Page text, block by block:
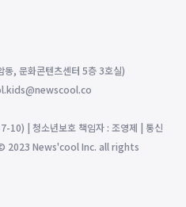
, 문화콘텐츠센터 5층 3호실)
10) | 청소년보호 책임자 : 조영제 | 통신
2023 News'cool Inc. all rights